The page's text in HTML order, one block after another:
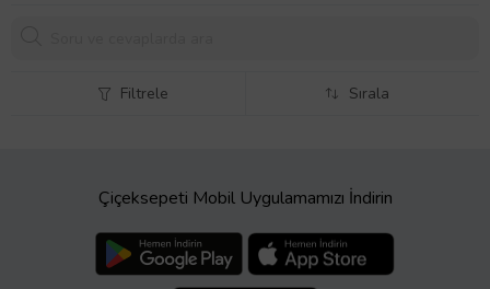
Filtrele Sırala
Çiçeksepeti Mobil Uygulamamızı İndirin